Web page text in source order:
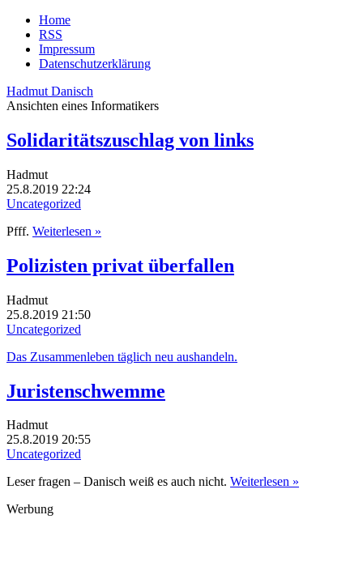
Home
RSS
Impressum
Datenschutzerklärung
Hadmut Danisch
Ansichten eines Informatikers
Solidaritätszuschlag von links
Hadmut
25.8.2019 22:24
Uncategorized
Pfff. Weiterlesen »
Polizisten privat überfallen
Hadmut
25.8.2019 21:50
Uncategorized
Das Zusammenleben täglich neu aushandeln.
Juristenschwemme
Hadmut
25.8.2019 20:55
Uncategorized
Leser fragen – Danisch weiß es auch nicht. Weiterlesen »
Werbung